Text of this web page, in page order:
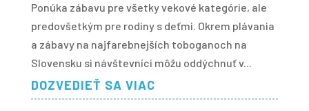
Ponúka zábavu pre všetky vekové kategórie, ale
predovšetkým pre rodiny s deťmi. Okrem plávania
a zábavy na najfarebnejších toboganoch na
Slovensku si návštevníci môžu oddýchnuť v...
DOZVEDIEŤ SA VIAC